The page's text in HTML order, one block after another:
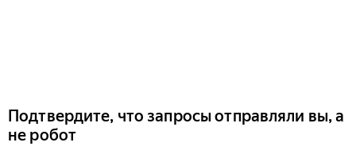
Подтвердите, что запросы отправляли вы, а
не робот